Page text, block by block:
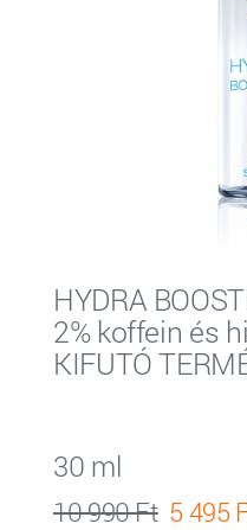
HYDRA
2% koffein és
KIFUTÓ
30 ml
10 990 Ft 5 495